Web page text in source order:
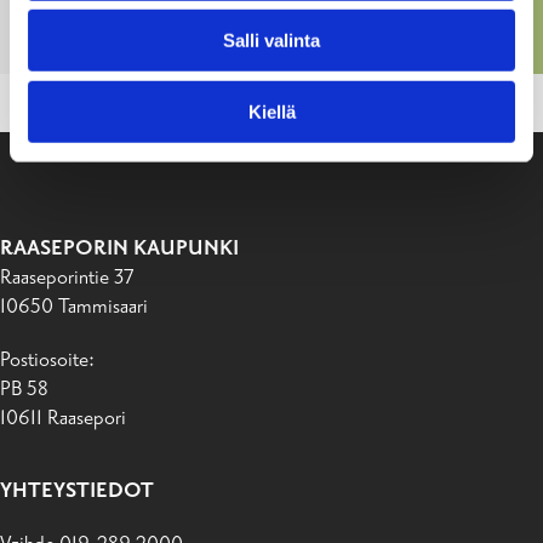
Salli valinta
Kiellä
RAASEPORIN KAUPUNKI
Raaseporintie 37
10650 Tammisaari
Postiosoite:
PB 58
10611 Raasepori
YHTEYSTIEDOT